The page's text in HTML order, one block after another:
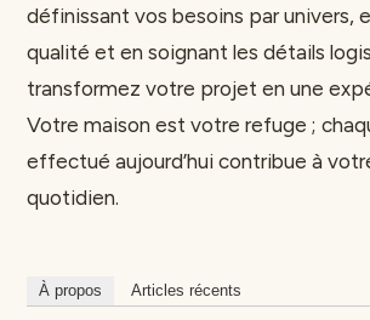
définissant vos besoins par univers,
qualité et en soignant les détails
transformez votre projet en une
Votre maison est votre refuge ;
effectué aujourd’hui contribue à
quotidien.
À propos Articles récents